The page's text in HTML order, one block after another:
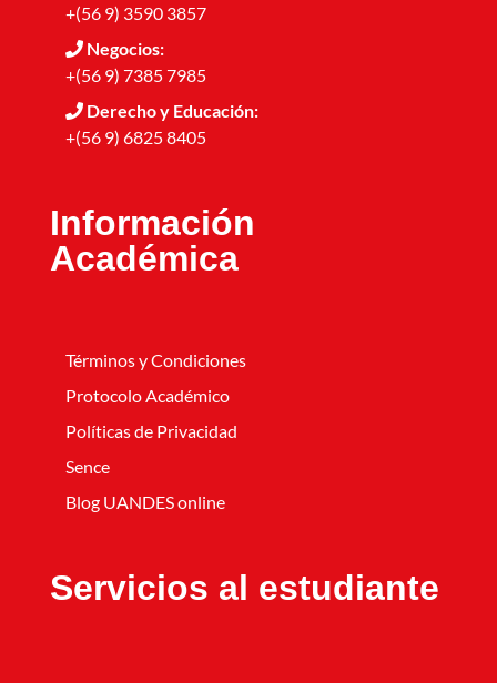
+(56 9) 3590 3857
Negocios:
+(56 9) 7385 7985
Derecho y Educación:
+(56 9) 6825 8405
Información
Académica
Términos y Condiciones
Protocolo Académico
Políticas de Privacidad
Sence
Blog UANDES online
Servicios al estudiante